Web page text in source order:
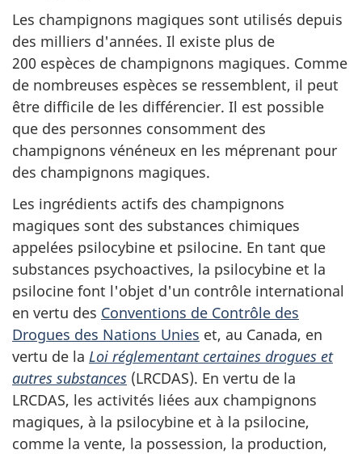
Les champignons magiques sont utilisés depuis
des milliers d'années. Il existe plus de
200 espèces de champignons magiques. Comme
de nombreuses espèces se ressemblent, il peut
être difficile de les différencier. Il est possible
que des personnes consomment des
champignons vénéneux en les méprenant pour
des champignons magiques.
Les ingrédients actifs des champignons
magiques sont des substances chimiques
appelées psilocybine et psilocine. En tant que
substances psychoactives, la psilocybine et la
psilocine font l'objet d'un contrôle international
en vertu des Conventions de Contrôle des
Drogues des Nations Unies et, au Canada, en
vertu de la Loi réglementant certaines drogues et
autres substances (LRCDAS). En vertu de la
LRCDAS, les activités liées aux champignons
magiques, à la psilocybine et à la psilocine,
comme la vente, la possession, la production,